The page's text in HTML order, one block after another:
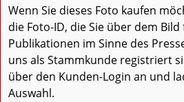
Wenn Sie dieses Foto kaufen
die Foto-ID, die Sie über dem
Publikationen im Sinne des
uns als Stammkunde registriert
über den Kunden-Login an und
Auswahl.